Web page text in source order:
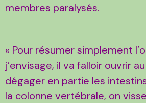
membres paralysés.
« Pour résumer simplement
j’envisage, il va falloir ouvrir
dégager en partie les
la colonne vertébrale, on